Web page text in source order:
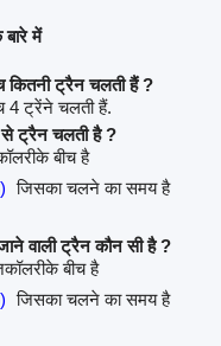
में
कितनी ट्रैन चलती हैं ?
4 ट्रेंने चलती हैं.
ट्रैन चलती है ?
बीच है
जिसका चलने का समय है
वाली ट्रैन कौन सी है ?
बीच है
जिसका चलने का समय है